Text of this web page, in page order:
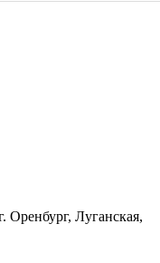
Оренбург, Луганская,